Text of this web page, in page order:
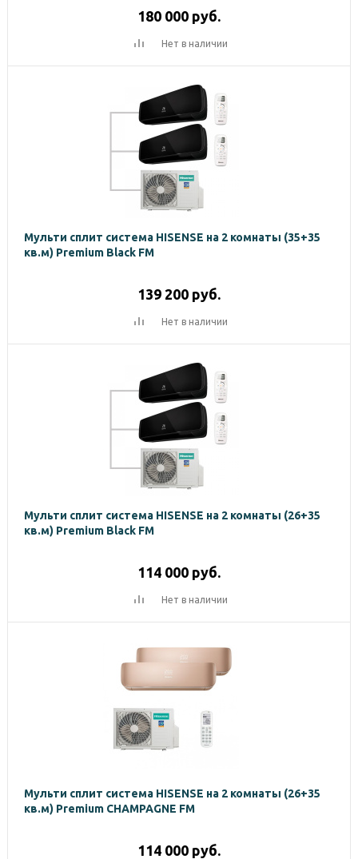
180 000 руб.
Нет в наличии
Мульти сплит система HISENSE на 2 комнаты (35+35
кв.м) Premium Black FM
139 200 руб.
Нет в наличии
Мульти сплит система HISENSE на 2 комнаты (26+35
кв.м) Premium Black FM
114 000 руб.
Нет в наличии
Мульти сплит система HISENSE на 2 комнаты (26+35
кв.м) Premium CHAMPAGNE FM
114 000 руб.